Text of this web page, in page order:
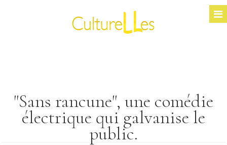
"Sans rancune", une comédie
électrique qui galvanise le
public.